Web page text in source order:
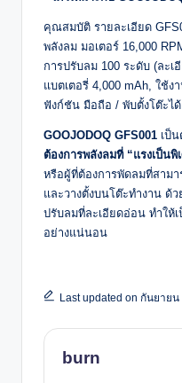
คุณสมบัติ รายละเอียด
พลังลม มอเตอร์ 16,000
การปรับลม 100 ระดับ (ละเ
แบตเตอรี่ 4,000 mAh, ใช้ง
ฟังก์ชัน มือถือ / พับตั้งโต๊ะไ
GOOJODOQ GFS001 เป็
ต้องการพลังลมที่ “แรงเป็นพิ
หรือผู้ที่ต้องการพัดลมที่สาม
และวางตั้งบนโต๊ะทำงาน ด้
ปรับลมที่ละเอียดอ่อน ทำใ
อย่างแน่นอน
Last updated on กันยายน
burn